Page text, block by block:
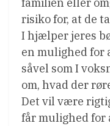
risiko for, at de
I hjælper jeres
en mulighed for
såvel som I
om, hvad der
Det vil være
får mulighed for